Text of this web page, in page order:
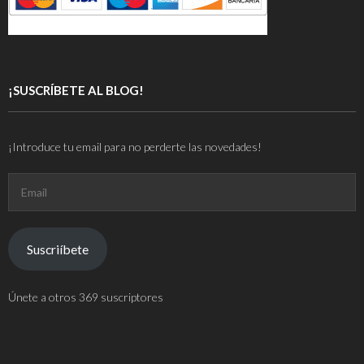
¡SUSCRÍBETE AL BLOG!
¡Introduce tu email para no perderte las novedades!
Suscriíbete
Únete a otros 369 suscriptores